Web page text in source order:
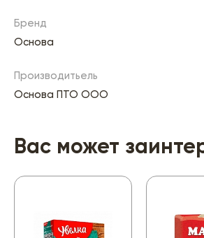
Бренд
Основа
Производитьель
Основа ПТО ООО
Вас может